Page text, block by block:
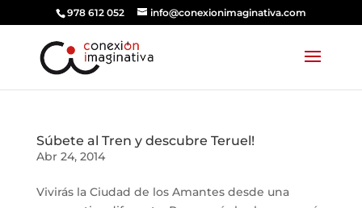
978 612 052 info@conexionimaginativa.com
Súbete al Tren y descubre Teruel!
Abr 24, 2014
Vivirás la Ciudad de los Amantes desde una